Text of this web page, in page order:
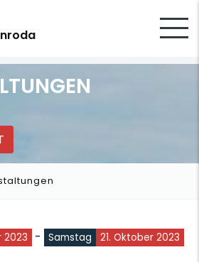
2023 - Samstag
21. Oktober 2023